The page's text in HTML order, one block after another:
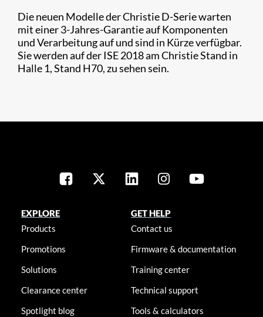
Die neuen Modelle der Christie D-Serie warten
mit einer 3-Jahres-Garantie auf Komponenten
und Verarbeitung auf und sind in Kürze verfügbar.
Sie werden auf der ISE 2018 am Christie Stand in
Halle 1, Stand H70, zu sehen sein.
EXPLORE
Products
Promotions
Solutions
Clearance center
Spotlight blog
GET HELP
Contact us
Firmware & documentation
Training center
Technical support
Tools & calculators